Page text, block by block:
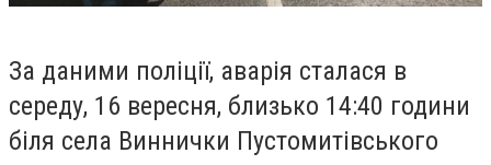
За даними поліції, аварія сталася в
середу, 16 вересня, близько 14:40 години
біля села Виннички Пустомитівського